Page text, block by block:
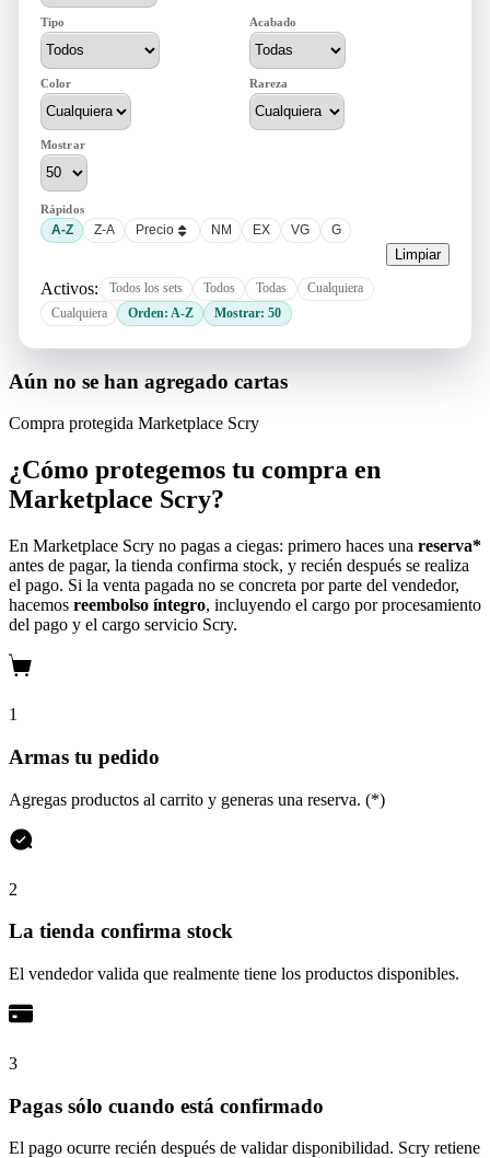
Tipo Acabado
Color Rareza
Mostrar
Rápidos
A-Z Z-A Precio NM EX VG G
Limpiar
Activos: Todos los sets Todos Todas
Cualquiera
Cualquiera
Orden: A-Z Mostrar: 50
Aún no se han agregado cartas
Compra protegida Marketplace Scry
¿Cómo protegemos tu compra en
Marketplace Scry?
En Marketplace Scry no pagas a ciegas: primero haces una reserva*
antes de pagar, la tienda confirma stock, y recién después se realiza
el pago. Si la venta pagada no se concreta por parte del vendedor,
hacemos reembolso íntegro, incluyendo el cargo por procesamiento
del pago y el cargo servicio Scry.
1
Armas tu pedido
Agregas productos al carrito y generas una reserva. (*)
2
La tienda confirma stock
El vendedor valida que realmente tiene los productos disponibles.
3
Pagas sólo cuando está confirmado
El pago ocurre recién después de validar disponibilidad. Scry retiene